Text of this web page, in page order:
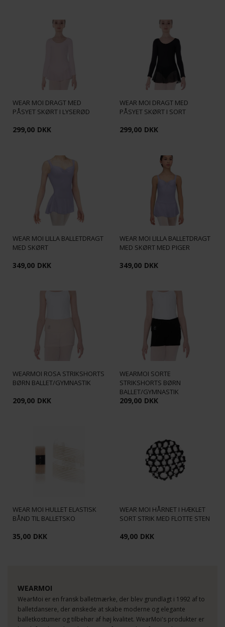
WEAR MOI DRAGT MED
PÅSYET SKØRT I LYSERØD
299,00 DKK
WEAR MOI DRAGT MED
PÅSYET SKØRT I SORT
299,00 DKK
WEAR MOI LILLA BALLETDRAGT
MED SKØRT
349,00 DKK
WEAR MOI LILLA BALLETDRAGT
MED SKØRT MED PIGER
349,00 DKK
WEARMOI ROSA STRIKSHORTS
BØRN BALLET/GYMNASTIK
209,00 DKK
WEARMOI SORTE
STRIKSHORTS BØRN
BALLET/GYMNASTIK
209,00 DKK
WEAR MOI HULLET ELASTISK
BÅND TIL BALLETSKO
35,00 DKK
WEAR MOI HÅRNET I HÆKLET
SORT STRIK MED FLOTTE STEN
49,00 DKK
WEARMOI
WearMoi er en fransk balletmærke, der blev grundlagt i 1992 af to
balletdansere, der ønskede at skabe moderne og elegante
balletkostumer og tilbehør af høj kvalitet. WearMoi's produkter er